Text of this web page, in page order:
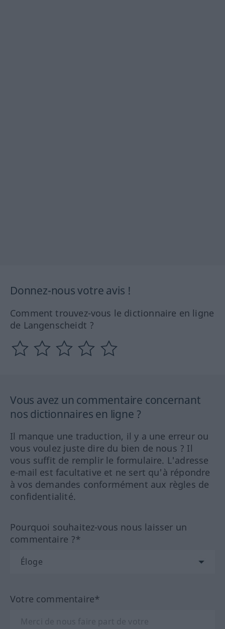
Donnez-nous votre avis !
Comment trouvez-vous le dictionnaire en ligne
de Langenscheidt ?
Vous avez un commentaire concernant
nos dictionnaires en ligne ?
Il manque une traduction, il y a une erreur ou
vous voulez juste dire du bien de nous ? Il
vous suffit de remplir le formulaire. L'adresse
e-mail est facultative et ne sert qu'à répondre
à vos demandes conformément aux règles de
confidentialité.
Pourquoi souhaitez-vous nous laisser un
commentaire ?*
Votre commentaire*